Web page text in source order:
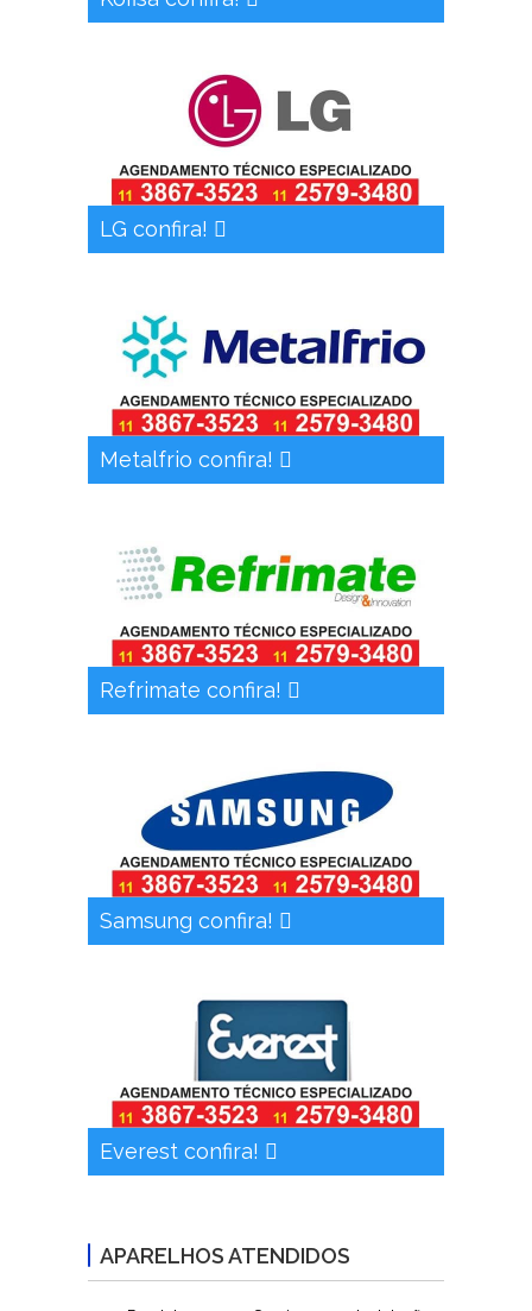
LG confira!
Metalfrio confira!
Refrimate confira!
Samsung confira!
Everest confira!
APARELHOS ATENDIDOS